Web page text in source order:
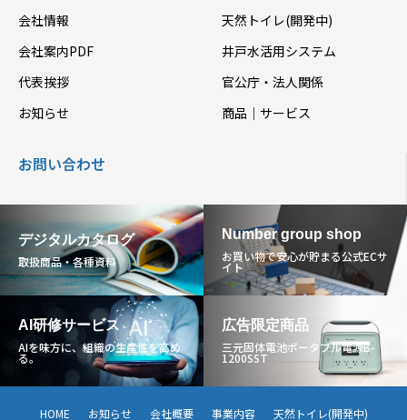
会社情報
会社案内PDF
代表挨拶
お知らせ
天然トイレ(開発中)
井戸水活用システム
官公庁・法人関係
商品｜サービス
お問い合わせ
デジタルカタログ
取扱商品・各種資料
Number group shop
お買い物で安心が貯まる公式ECサ
イト
AI研修サービス
AIを味方に、組織の生産性を高め
る。
広告限定商品
三元固体電池ポータブル電源B-
1200SST
HOME お知らせ 会社概要 事業内容 天然トイレ(開発中)